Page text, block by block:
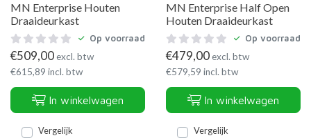
MN Enterprise Houten
Draaideurkast
Op voorraad
€509,00excl. btw
€615,89 incl. btw
In winkelwagen
Vergelijk
MN Enterprise Half Open
Houten Draaideurkast
Op voorraad
€479,00excl. btw
€579,59 incl. btw
In winkelwagen
Vergelijk